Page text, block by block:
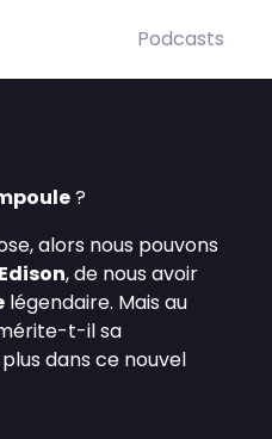
Podcasts
?
alors nous pouvons
, de nous avoir
légendaire. Mais au
t-il sa
dans ce nouvel